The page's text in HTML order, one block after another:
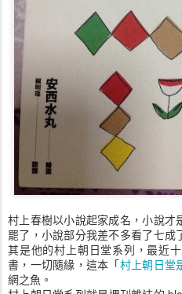
村上春樹以小說起家成名，小說才
罷了，小說部分我差不多看了七
其是他的村上朝日堂系列，最近
書，一切隨緣，這本「村上朝日堂
網之魚。